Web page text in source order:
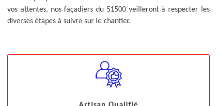
vos attentes, nos façadiers du 51500 veilleront à respecter les
diverses étapes à suivre sur le chantier.